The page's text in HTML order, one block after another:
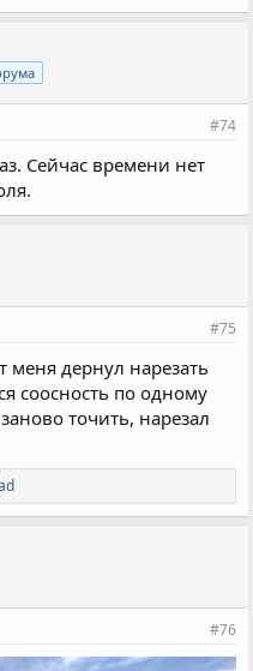
#74
Сейчас времени нет
#75
меня дернул нарезать
соосность по одному
точить, нарезал
#76